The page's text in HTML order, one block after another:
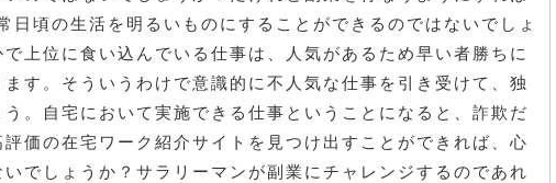
日頃の生活を明るいものにすることができるのではないでしょ
上位に食い込んでいる仕事は、人気があるため早い者勝ちに
す。そういうわけで意識的に不人気な仕事を引き受けて、独
。自宅において実施できる仕事ということになると、詐欺だ
価の在宅ワーク紹介サイトを見つけ出すことができれば、心
でしょうか？サラリーマンが副業にチャレンジするのであれ